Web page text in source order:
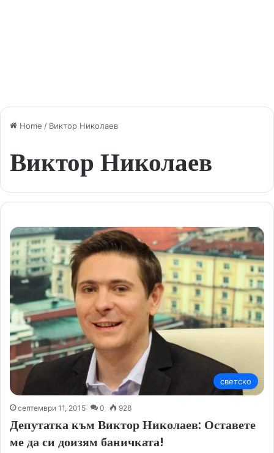
Home / Виктор Николаев
Виктор Николаев
светско
септември 11, 2015 0 928
Депутатка към Виктор Николаев: Оставете
ме да си доизям баничката!